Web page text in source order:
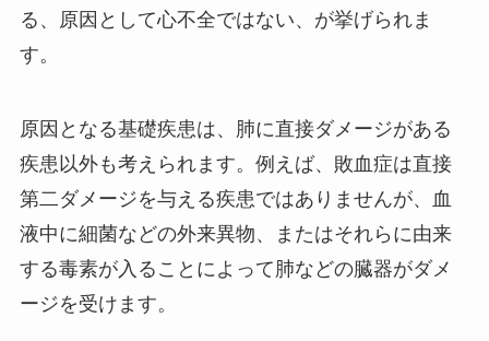
る、原因として心不全ではない、が挙げられま
す。
原因となる基礎疾患は、肺に直接ダメージがある
疾患以外も考えられます。例えば、敗血症は直接
第二ダメージを与える疾患ではありませんが、血
液中に細菌などの外来異物、またはそれらに由来
する毒素が入ることによって肺などの臓器がダメ
ージを受けます。